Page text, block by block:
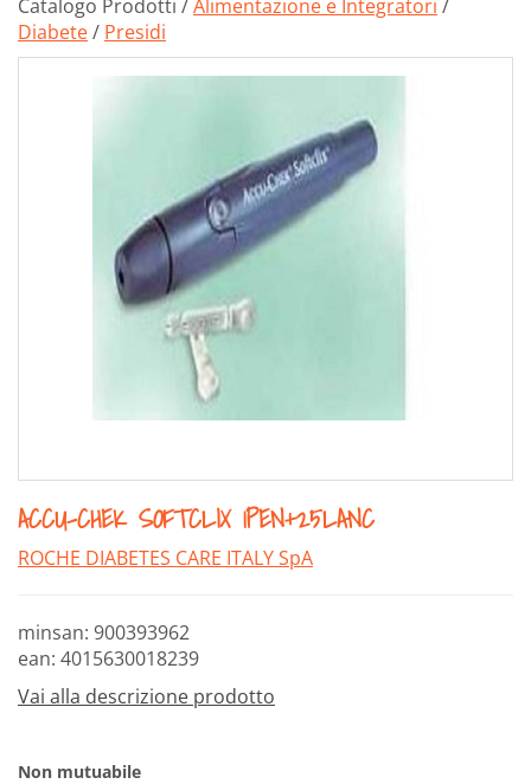
Catalogo Prodotti /Alimentazione e Integratori /
Diabete/ Presidi
ACCU-CHEK SOFTCLIX 1PEN+25LANC
ROCHE DIABETES CARE ITALY SpA
minsan: 900393962
ean: 4015630018239
Vai alla descrizione prodotto
Non mutuabile